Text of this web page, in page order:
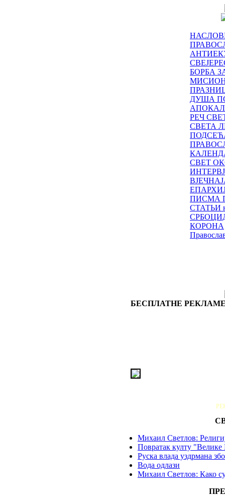
БОРБА
ДУША
РЕЧ
СВЕТА
СВЕТ
ПИСМА
СТАТЬИ
КОРОНА
БЕСПЛАТНЕ
Михаил Светлов:
Повратак култу "Велике
Руска влада уздрмана
Вода одлази
Михаил Светлов: Како